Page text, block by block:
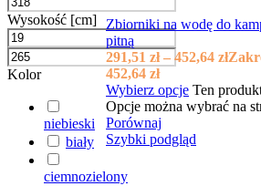
Wysokość [cm]
Kolor
niebieski
biały
ciemnozielony
Zbiorniki na wodę do
pitną
291,51 zł – 452,64 zł
452,64 zł
Wybierz opcje Ten
Opcje można wybrać na
Porównaj
Szybki podgląd